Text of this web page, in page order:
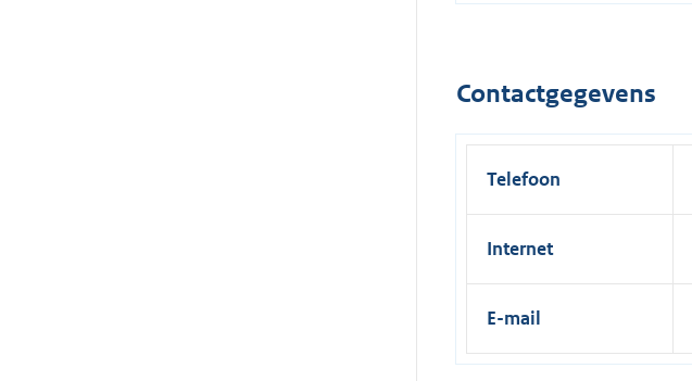
Contactgegevens
Telefoon
Internet
E-mail